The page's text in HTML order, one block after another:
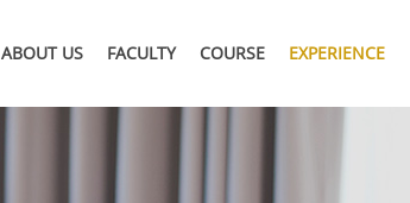
ABOUT US FACULTY COURSE EXPERIENCE